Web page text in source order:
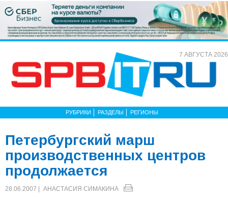
7 АВГУСТА 2026
РУБРИКИ РАЗДЕЛЫ РЕГИОНЫ
Петербургский марш
производственных центров
продолжается
28.06.2007 | АНАСТАСИЯ СИМАКИНА